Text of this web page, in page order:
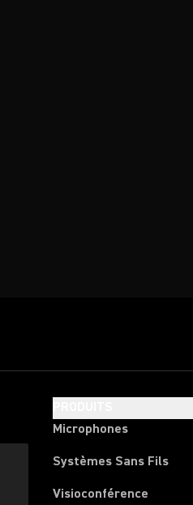
Microphones
Systèmes Sans Fils
Visioconférence